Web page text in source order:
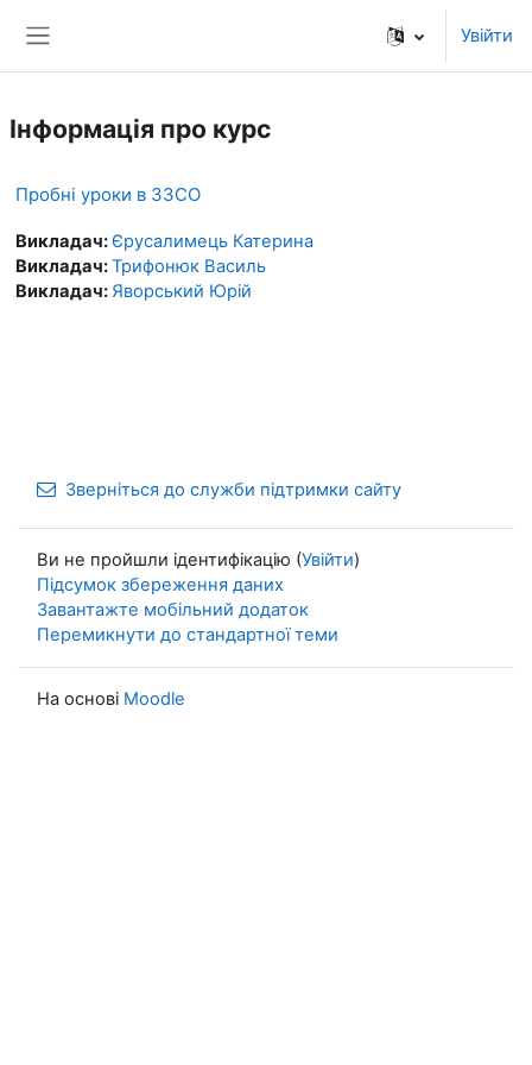
Увійти
Інформація про курс
Пробні уроки в ЗЗСО
Викладач:Єрусалимець Катерина
Викладач:Трифонюк Василь
Викладач: Яворський Юрій
Зверніться до служби підтримки сайту
Ви не пройшли ідентифікацію (Увійти)
Підсумок збереження даних
Завантажте мобільний додаток
Перемикнути до стандартної теми
На основі Moodle